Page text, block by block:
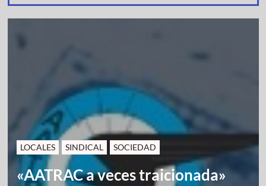
LOCALES SINDICAL SOCIEDAD
«AATRAC a veces traicionada»